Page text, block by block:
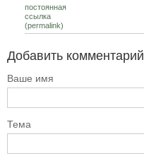
постоянная
ссылка
(permalink)
Добавить комментарий
Ваше имя
Тема